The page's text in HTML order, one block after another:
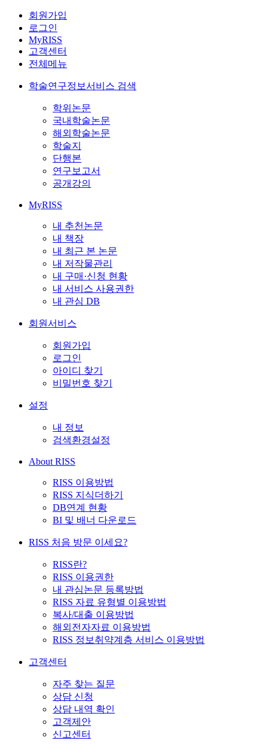
회원가입
로그인
MyRISS
고객센터
전체메뉴
학술연구정보서비스 검색
학위논문
국내학술논문
해외학술논문
학술지
단행본
연구보고서
공개강의
MyRISS
내 추천논문
내 책장
내 최근 본 논문
내 저작물관리
내 구매·신청 현황
내 서비스 사용권한
내 관심 DB
회원서비스
회원가입
로그인
아이디 찾기
비밀번호 찾기
설정
내 정보
검색환경설정
About RISS
RISS 이용방법
RISS 지식더하기
DB연계 현황
BI 및 배너 다운로드
RISS 처음 방문 이세요?
RISS란?
RISS 이용권한
내 관심논문 등록방법
RISS 자료 유형별 이용방법
복사/대출 이용방법
해외전자자료 이용방법
RISS 정보취약계층 서비스 이용방법
고객센터
자주 찾는 질문
상담 신청
상담 내역 확인
고객제안
신고센터